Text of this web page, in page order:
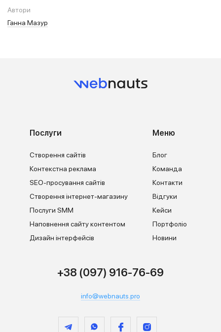
Автори
Ганна Мазур
Послуги
Створення сайтів
Контекстна реклама
SEO-просування сайтів
Створення інтернет-магазину
Послуги SMM
Наповнення сайту контентом
Дизайн інтерфейсів
Меню
Блог
Команда
Контакти
Відгуки
Кейси
Портфоліо
Новини
+38 (097) 916-76-69
info@webnauts.pro